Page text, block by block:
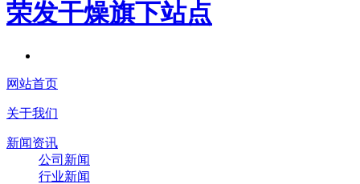
荣发干燥旗下站点
网站首页
关于我们
新闻资讯
公司新闻
行业新闻